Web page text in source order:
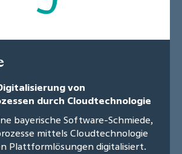
von
durch Cloudtechnologie
bayerische Software-Schmiede,
mittels Cloudtechnologie
Plattformlösungen digitalisiert.